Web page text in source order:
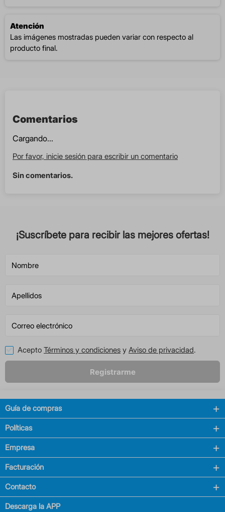
Atención
Las imágenes mostradas pueden variar con respecto al
producto final.
Comentarios
Cargando...
Por favor, inicie sesión para escribir un comentario
Sin comentarios.
¡Suscríbete para recibir las mejores ofertas!
Acepto Términos y condiciones y Aviso de privacidad.
Registrarme
Guía de compras
Políticas
Empresa
Facturación
Contacto
Descarga la APP